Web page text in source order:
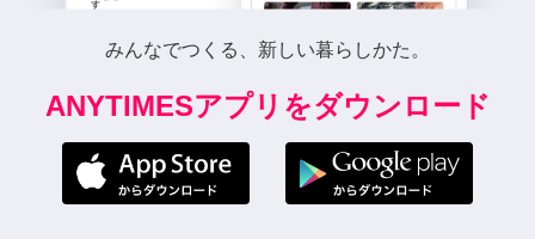
みんなでつくる、新しい暮らしかた。
ANYTIMESアプリをダウンロード